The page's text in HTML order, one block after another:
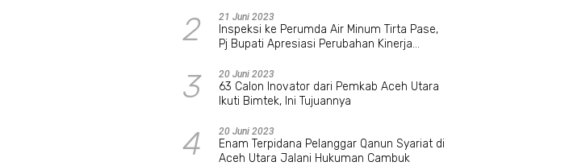
2 21 Juni 2023
Inspeksi ke Perumda Air Minum Tirta Pase,
Pj Bupati Apresiasi Perubahan Kinerja
3 20 Juni 2023
63 Calon Inovator dari Pemkab Aceh Utara
Ikuti Bimtek, Ini Tujuannya
4 20 Juni 2023
Enam Terpidana Pelanggar Qanun Syariat di
Aceh Utara Jalani Hukuman Cambuk